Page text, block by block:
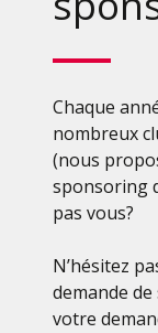
Chaque
nombreux
(nous
sponsoring
pas vous?
N’hésitez
demande
votre